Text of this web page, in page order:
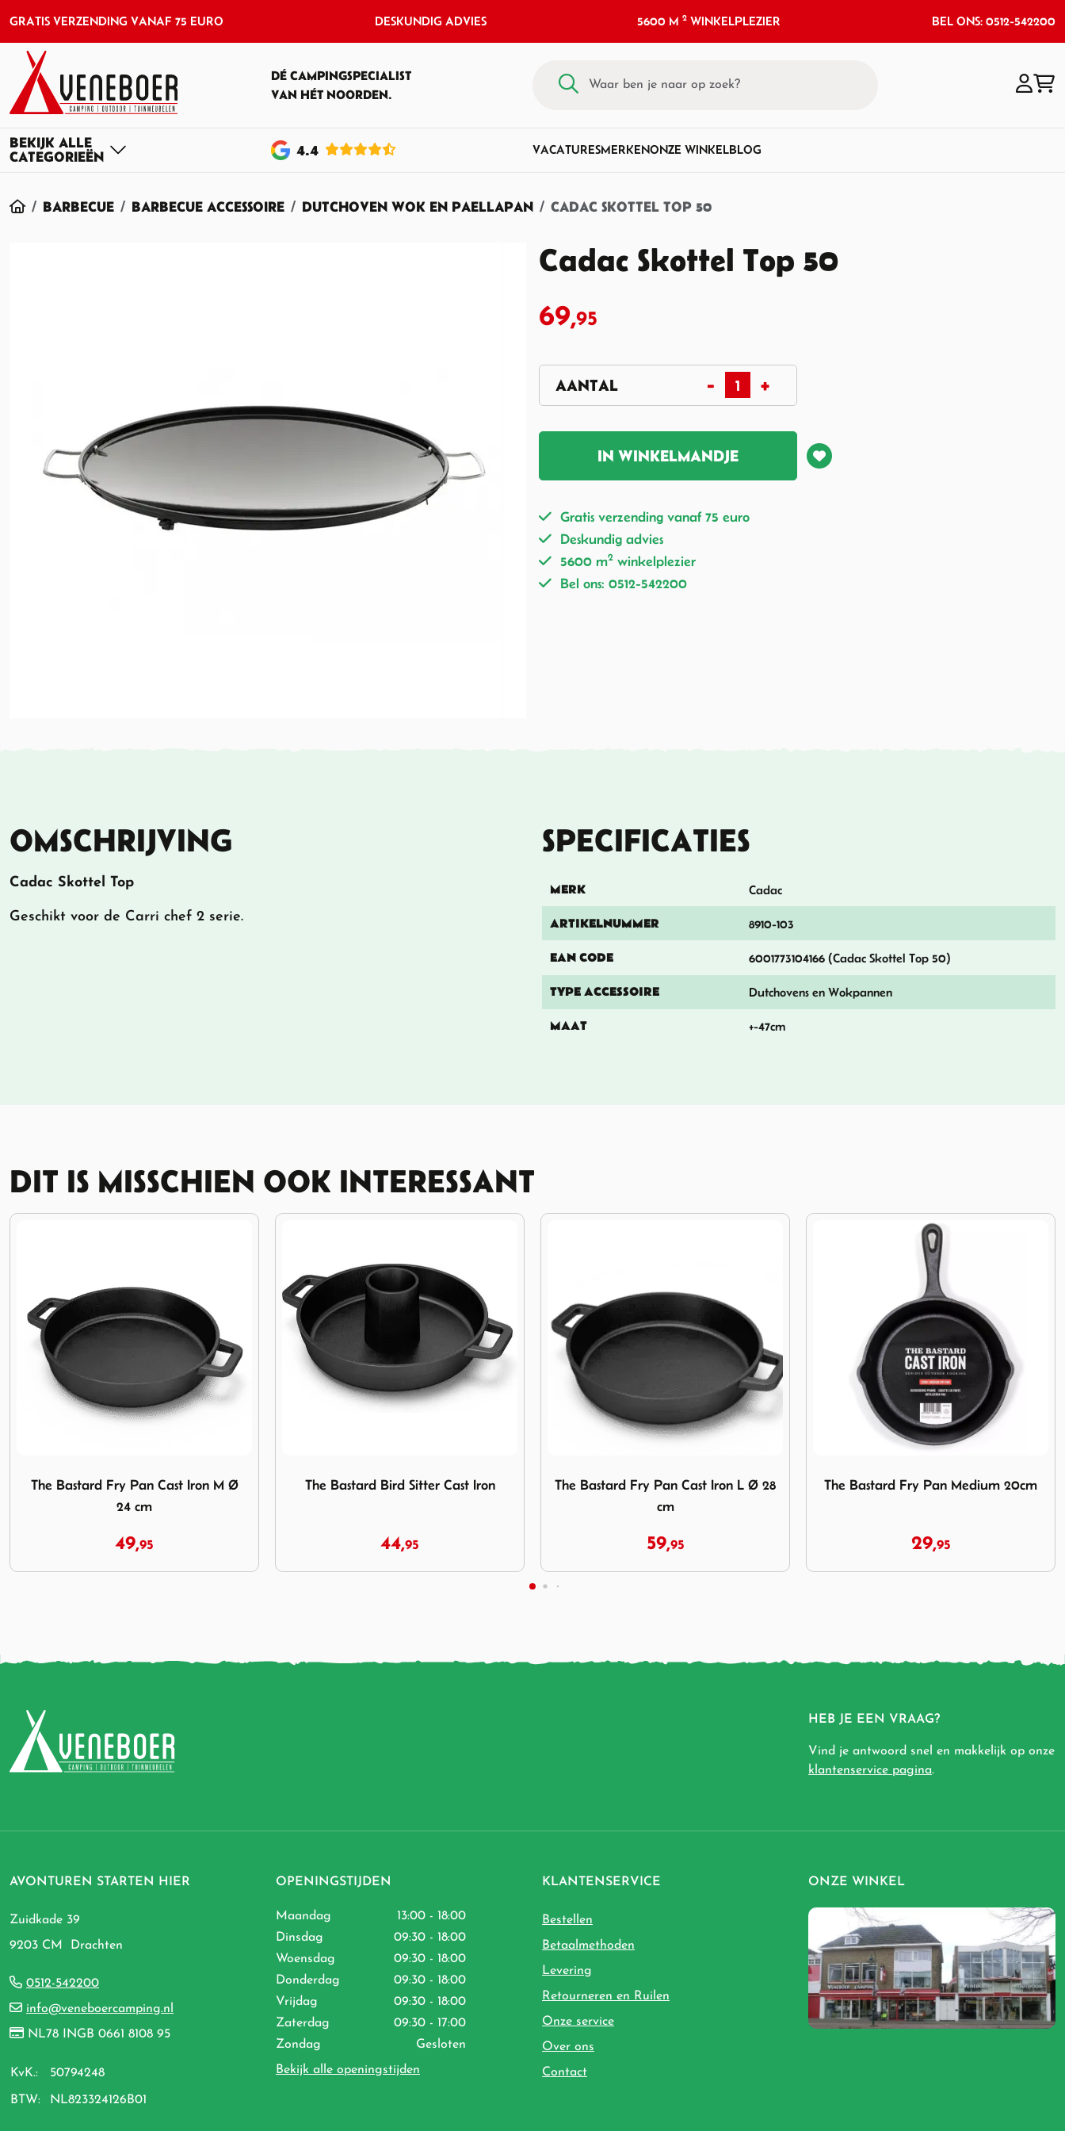
GRATIS VERZENDING VANAF 75 EURO DESKUNDIG ADVIES 5600 M2 WINKELPLEZIER BEL ONS: 0512-542200
DÉ CAMPINGSPECIALIST
VAN HÉT NOORDEN.
4.4 VACATURESMERKENONZE WINKELBLOG
HOMEBARBECUE BARBECUE ACCESSOIRE DUTCHOVEN WOK EN PAELLAPAN CADAC SKOTTEL TOP 50
Cadac Skottel Top 50
69,95
IN WINKELMANDJE
Gratis verzending vanaf 75 euro
Deskundig advies
5600 m2 winkelplezier
Bel ons: 0512-542200
OMSCHRIJVING
Cadac Skottel Top
Geschikt voor de Carri chef 2 serie.
SPECIFICATIES
MERK Cadac
ARTIKELNUMMER 8910-103
EAN CODE 6001773104166 (Cadac Skottel Top 50)
TYPE ACCESSOIRE Dutchovens en Wokpannen
MAAT +-47cm
DIT IS MISSCHIEN OOK INTERESSANT
The Bastard Bird Sitter Cast Iron
44,95
The Bastard Fry Pan Cast Iron L Ø 28
59,95
The Bastard Fry Pan Medium 20cm
29,95
Petromax Dutch Oven FT3 Met
54,99
HEB JE EEN VRAAG?
Vind je antwoord snel en makkelijk op onze
klantenservice pagina.
AVONTUREN STARTEN HIER
Zuidkade 39
9203 CM Drachten
0512-542200
info@veneboercamping.nl
NL78 INGB 0661 8108 95
KvK.: 50794248
BTW: NL823324126B01
OPENINGSTIJDEN
Maandag
13:00 - 18:00
Dinsdag
09:30 - 18:00
Woensdag
09:30 - 18:00
Donderdag
09:30 - 18:00
Vrijdag
09:30 - 18:00
Zaterdag
09:30 - 17:00
Zondag
Gesloten
Bekijk alle openingstijden
KLANTENSERVICE
Bestellen
Betaalmethoden
Levering
Retourneren en Ruilen
Onze service
Over ons
Contact
ONZE WINKEL